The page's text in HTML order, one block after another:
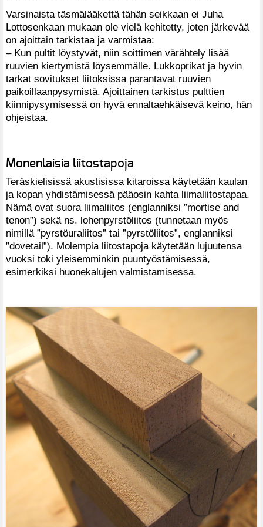
Varsinaista täsmälääkettä tähän seikkaan ei Juha
Lottosenkaan mukaan ole vielä kehitetty, joten järkevää
on ajoittain tarkistaa ja varmistaa:
– Kun pultit löystyvät, niin soittimen värähtely lisää
ruuvien kiertymistä löysemmälle. Lukkoprikat ja hyvin
tarkat sovitukset liitoksissa parantavat ruuvien
paikoillaanpysymistä. Ajoittainen tarkistus pulttien
kiinnipysymisessä on hyvä ennaltaehkäisevä keino, hän
ohjeistaa.
Monenlaisia liitostapoja
Teräskielisissä akustisissa kitaroissa käytetään kaulan
ja kopan yhdistämisessä pääosin kahta liimaliitostapaa.
Nämä ovat suora liimaliitos (englanniksi ”mortise and
tenon”) sekä ns. lohenpyrstöliitos (tunnetaan myös
nimillä ”pyrstöuraliitos” tai ”pyrstöliitos”, englanniksi
”dovetail”). Molempia liitostapoja käytetään lujuutensa
vuoksi toki yleisemminkin puuntyöstämisessä,
esimerkiksi huonekalujen valmistamisessa.